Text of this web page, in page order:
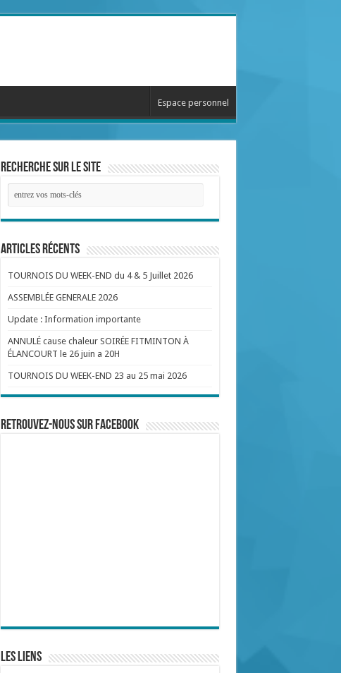
Espace personnel
Recherche sur le site
Articles récents
TOURNOIS DU WEEK-END du 4 & 5 Juillet 2026
ASSEMBLÉE GENERALE 2026
Update : Information importante
ANNULÉ cause chaleur SOIRÉE FITMINTON À
ÉLANCOURT le 26 juin a 20H
TOURNOIS DU WEEK-END 23 au 25 mai 2026
Retrouvez-nous sur Facebook
Les liens